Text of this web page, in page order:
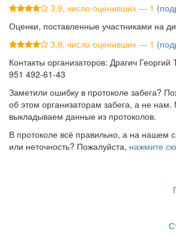
3.9, число оценивших — 1
Оценки, поставленные участниками на
3.9, число оценивших — 1
Контакты организаторов: Драгич
951 492-61-43
Заметили ошибку в протоколе забега?
об этом организаторам забега, а не
выкладываем данные из протоколов.
В протоколе всё правильно, а на нашем
или неточность? Пожалуйста, нажмите